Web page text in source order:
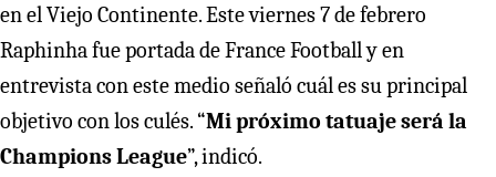
en el Viejo Continente. Este viernes 7 de febrero
Raphinha fue portada de France Football y en
entrevista con este medio señaló cuál es su principal
objetivo con los culés. “Mi próximo tatuaje será la
Champions League”, indicó.